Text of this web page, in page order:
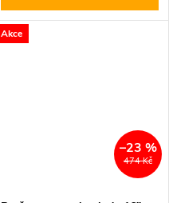
Akce
474 Kč
–23 %